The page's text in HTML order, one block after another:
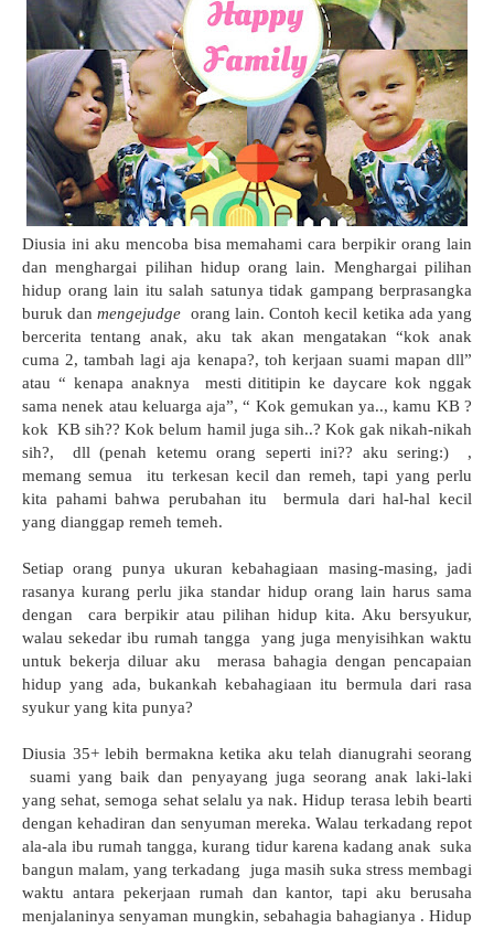
Diusia ini aku mencoba bisa memahami cara berpikir orang lain
dan menghargai pilihan hidup orang lain. Menghargai pilihan
hidup orang lain itu salah satunya tidak gampang berprasangka
buruk danmengejudge orang lain. Contoh kecil ketika ada yang
bercerita tentang anak, aku tak akan mengatakan “kok anak
cuma 2, tambah lagi aja kenapa?, toh kerjaan suami mapan dll”
atau “ kenapa anaknya mesti dititipin ke daycare kok nggak
sama nenek atau keluarga aja”, “ Kok gemukan ya.., kamu KB ?
kok KB sih?? Kok belum hamil juga sih..? Kok gak nikah-nikah
sih?, dll (penah ketemu orang seperti ini?? aku sering:) ,
memang semua itu terkesan kecil dan remeh, tapi yang perlu
kita pahami bahwa perubahan itu bermula dari hal-hal kecil
yang dianggap remeh temeh.
Setiap orang punya ukuran kebahagiaan masing-masing, jadi
rasanya kurang perlu jika standar hidup orang lain harus sama
dengan cara berpikir atau pilihan hidup kita. Aku bersyukur,
walau sekedar ibu rumah tangga yang juga menyisihkan waktu
untuk bekerja diluar aku merasa bahagia dengan pencapaian
hidup yang ada, bukankah kebahagiaan itu bermula dari rasa
syukur yang kita punya?
Diusia 35+ lebih bermakna ketika aku telah dianugrahi seorang
suami yang baik dan penyayang juga seorang anak laki-laki
yang sehat, semoga sehat selalu ya nak. Hidup terasa lebih bearti
dengan kehadiran dan senyuman mereka. Walau terkadang repot
ala-ala ibu rumah tangga, kurang tidur karena kadang anak suka
bangun malam, yang terkadang juga masih suka stress membagi
waktu antara pekerjaan rumah dan kantor, tapi aku berusaha
menjalaninya senyaman mungkin, sebahagia bahagianya . Hidup